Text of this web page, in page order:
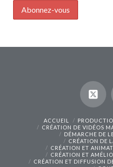
ACCUEIL
CRÉATION DE VIDÉOS
DÉMARCHE DE
CRÉATION DE
CRÉATION ET
CRÉATION ET
CRÉATION ET DIFFUSION